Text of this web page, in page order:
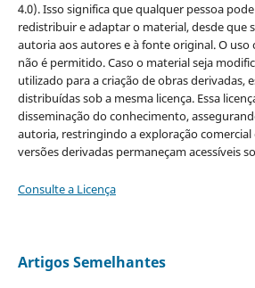
4.0). Isso significa que qualquer pessoa
redistribuir e adaptar o material, desde que
autoria aos autores e à fonte original. O
não é permitido. Caso o material seja
utilizado para a criação de obras derivadas,
distribuídas sob a mesma licença. Essa
disseminação do conhecimento,
autoria, restringindo a exploração
versões derivadas permaneçam acessíveis
Consulte a Licença
Artigos Semelhantes